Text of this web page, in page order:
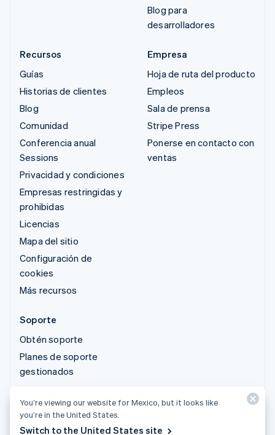
Blog para
desarrolladores
Recursos
Guías
Historias de clientes
Blog
Comunidad
Conferencia anual
Sessions
Privacidad y condiciones
Empresas restringidas y
prohibidas
Licencias
Mapa del sitio
Configuración de
cookies
Más recursos
Empresa
Hoja de ruta del producto
Empleos
Sala de prensa
Stripe Press
Ponerse en contacto con
ventas
Soporte
Obtén soporte
Planes de soporte
gestionados
© 2026 Stripe, LLC
You’re viewing our website for Mexico, but it looks like
you’re in the United States.
Switch to the United States site